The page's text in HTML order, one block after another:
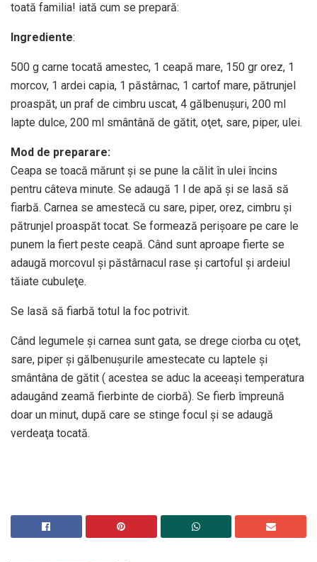
toată familia! iată cum se prepară:
Ingrediente:
500 g carne tocată amestec, 1 ceapă mare, 150 gr orez, 1
morcov, 1 ardei capia, 1 păstârnac, 1 cartof mare, pătrunjel
proaspăt, un praf de cimbru uscat, 4 gălbenuşuri, 200 ml
lapte dulce, 200 ml smântână de gătit, oţet, sare, piper, ulei.
Mod de preparare:
Ceapa se toacă mărunt şi se pune la călit în ulei încins
pentru câteva minute. Se adaugă 1 l de apă şi se lasă să
fiarbă. Carnea se amestecă cu sare, piper, orez, cimbru şi
pătrunjel proaspăt tocat. Se formează perişoare pe care le
punem la fiert peste ceapă. Când sunt aproape fierte se
adaugă morcovul şi păstârnacul rase şi cartoful şi ardeiul
tăiate cubuleţe.
Se lasă să fiarbă totul la foc potrivit.
Când legumele şi carnea sunt gata, se drege ciorba cu oţet,
sare, piper şi gălbenuşurile amestecate cu laptele şi
smântâna de gătit ( acestea se aduc la aceeaşi temperatura
adaugând zeamă fierbinte de ciorbă). Se fierb împreună
doar un minut, după care se stinge focul şi se adaugă
verdeaţa tocată.